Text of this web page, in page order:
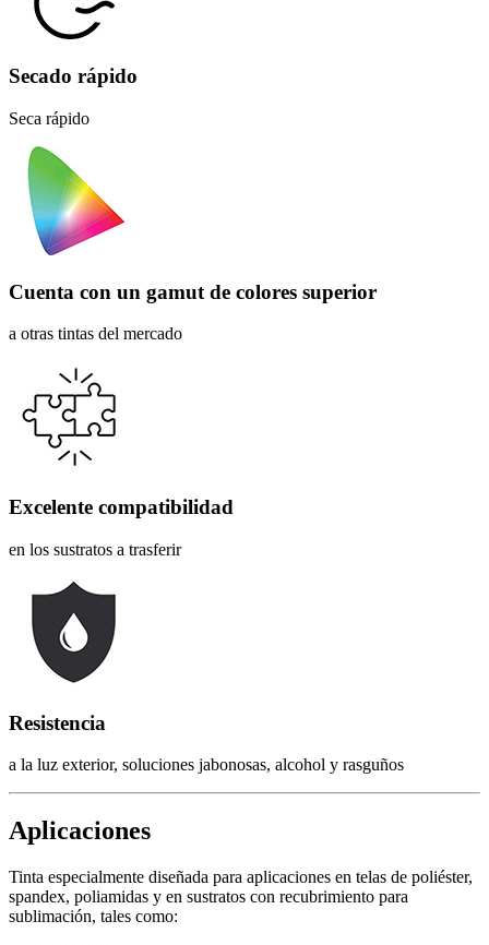
Secado rápido
Seca rápido
Cuenta con un gamut de colores superior
a otras tintas del mercado
Excelente compatibilidad
en los sustratos a trasferir
Resistencia
a la luz exterior, soluciones jabonosas, alcohol y rasguños
Aplicaciones
Tinta especialmente diseñada para aplicaciones en telas de poliéster,
spandex, poliamidas y en sustratos con recubrimiento para
sublimación, tales como: